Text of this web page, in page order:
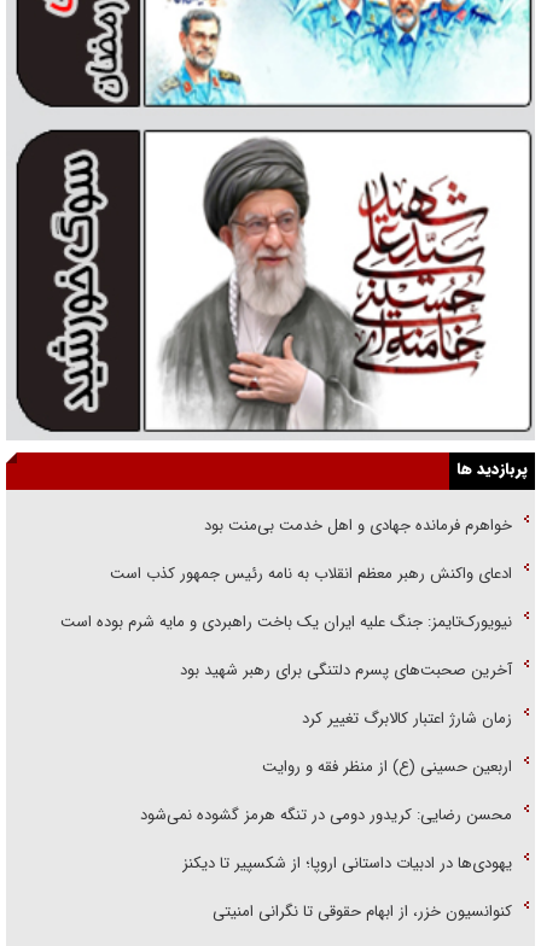
پربازدید ها
خواهرم فرمانده جهادی و اهل خدمت بی‌منت بود
ادعای واکنش رهبر معظم انقلاب به نامه رئیس جمهور کذب است
نیویورک‌تایمز: جنگ علیه ایران یک باخت راهبردی و مایه شرم بوده است
آخرین صحبت‌های پسرم دلتنگی برای رهبر شهید بود
زمان شارژ اعتبار کالابرگ تغییر کرد
اربعین حسینی (ع) از منظر فقه و روایت
محسن رضایی: کریدور دومی در تنگه هرمز گشوده نمی‌شود
یهودی‌ها در ادبیات داستانی اروپا؛ از شکسپیر تا دیکنز
کنوانسیون خزر، از ابهام حقوقی تا نگرانی امنیتی